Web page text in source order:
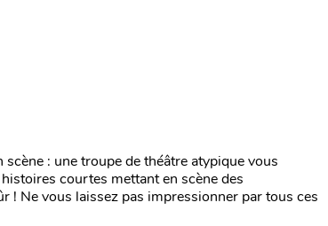
: une troupe de théâtre atypique vous
courtes mettant en scène des
! Ne vous laissez pas impressionner par tous ces